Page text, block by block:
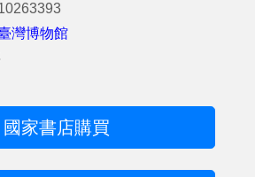
灣博物館
國家書店購買